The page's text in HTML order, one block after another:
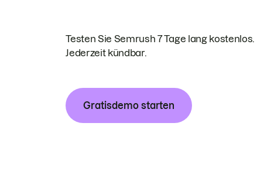
Testen Sie Semrush 7 Tage lang kostenlos.
Jederzeit kündbar.
Gratisdemo starten